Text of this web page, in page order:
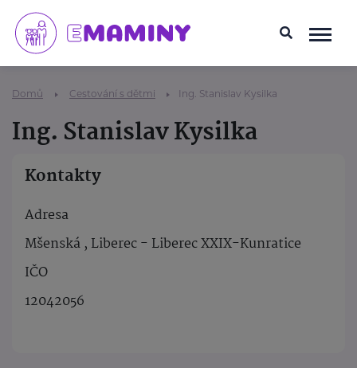
Domů Cestování s dětmi Ing. Stanislav Kysilka
Ing. Stanislav Kysilka
Kontakty
Adresa
Mšenská , Liberec - Liberec XXIX-Kunratice
IČO
12042056